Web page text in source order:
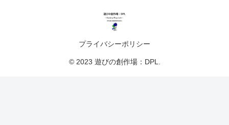
プライバシーポリシー
© 2023 遊びの創作場：DPL.